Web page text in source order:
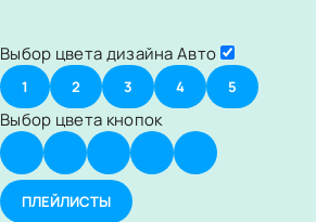
Выбор цвета дизайнаАвто
1 2 3 4 5
Выбор цвета кнопок
ПЛЕЙЛИСТЫ